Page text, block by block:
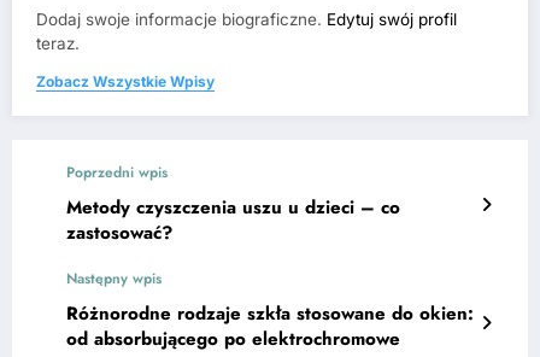
Dodaj swoje informacje biograficzne. Edytuj swój profil
teraz.
Zobacz Wszystkie Wpisy
Poprzedni wpis
Metody czyszczenia uszu u dzieci – co
zastosować?
Następny wpis
Różnorodne rodzaje szkła stosowane do okien:
od absorbującego po elektrochromowe